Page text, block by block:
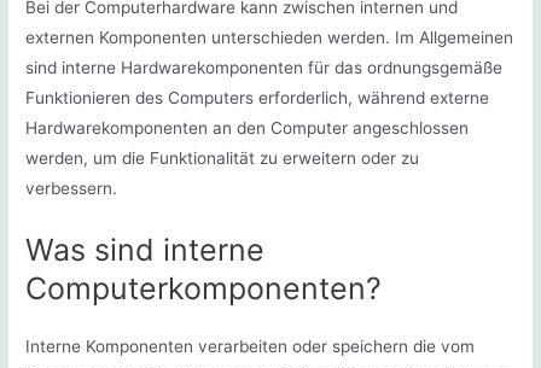
Bei der Computerhardware kann zwischen internen und
externen Komponenten unterschieden werden. Im Allgemeinen
sind interne Hardwarekomponenten für das ordnungsgemäße
Funktionieren des Computers erforderlich, während externe
Hardwarekomponenten an den Computer angeschlossen
werden, um die Funktionalität zu erweitern oder zu
verbessern.
Was sind interne
Computerkomponenten?
Interne Komponenten verarbeiten oder speichern die vom